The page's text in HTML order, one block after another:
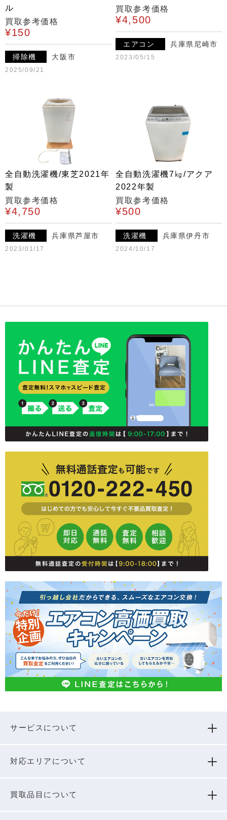
ル
買取参考価格
¥150
掃除機 大阪市
2025/09/21
買取参考価格
¥4,500
エアコン 兵庫県尼崎市
2023/05/15
全自動洗濯機/東芝2021年
製
買取参考価格
¥4,750
洗濯機 兵庫県芦屋市
2023/01/17
全自動洗濯機7㎏/アクア
2022年製
買取参考価格
¥500
洗濯機 兵庫県伊丹市
2024/10/17
サービスについて
対応エリアについて
買取品⽬について